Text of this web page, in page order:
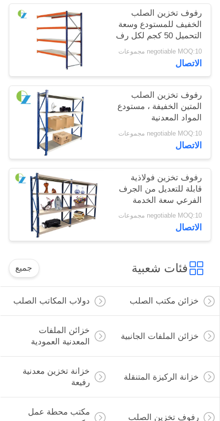
PRIVACY
POLICY
رفوف تخزين الصلب
الخفيف للمستودع وسعة
التحميل 50 كجم لكل رف
negotiable MOQ:10 مجموعات
الاتصال
رفوف تخزين الصلب
المتين الخفيفة ، مستودع
المواد المعدنية
negotiable MOQ:10 مجموعات
الاتصال
رفوف تخزين فولاذية
قابلة للتعديل من الجرف
الفرعي سعة الخدمة
الخفيفة 150 كجم / الرف
negotiable MOQ:10 مجموعات
الاتصال
فئات شعبية جميع
خزائن مكتب الصلب دولاب المكاتب الصلب
خزائن الملفات الجانبية
خزائن الملفات
المعدنية العمودية
خزانة الركيزة المتنقلة
خزانة تخزين معدنية
رفيعة
رفوف تخزين الصلب
مكتب محطة عمل